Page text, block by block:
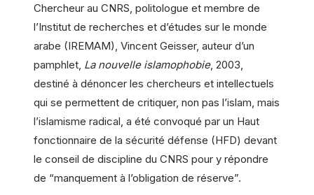
Chercheur au CNRS, politologue et membre de
l’Institut de recherches et d’études sur le monde
arabe (IREMAM), Vincent Geisser, auteur d’un
pamphlet, La nouvelle islamophobie, 2003,
destiné à dénoncer les chercheurs et intellectuels
qui se permettent de critiquer, non pas l’islam, mais
l’islamisme radical, a été convoqué par un Haut
fonctionnaire de la sécurité défense (HFD) devant
le conseil de discipline du CNRS pour y répondre
de “manquement à l’obligation de réserve”.